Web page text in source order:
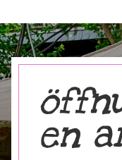
en